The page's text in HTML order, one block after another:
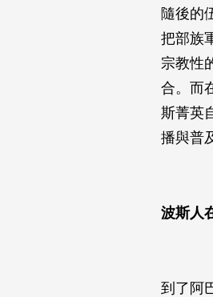
隨後的
把部族
宗教性
合。而
斯菁英
播與普
波斯人
到了阿